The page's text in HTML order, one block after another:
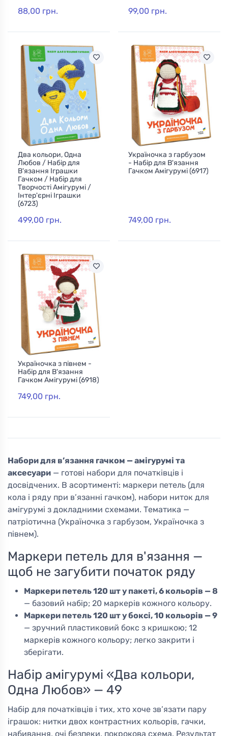
88,00 грн. 99,00 грн.
Два кольори, Одна
Любов / Набір для
В'язання Іграшки
Гачком / Набір для
Творчості Амігурумі /
Інтер'єрні Іграшки
(6723)
499,00 грн.
Україночка з гарбузом
- Набір для В'язання
Гачком Амігурумі (6917)
749,00 грн.
Україночка з півнем -
Набір для В'язання
Гачком Амігурумі (6918)
749,00 грн.
Набори для в’язання гачком — амігурумі та
аксесуари — готові набори для початківців і
досвідчених. В асортименті: маркери петель (для
кола і ряду при в’язанні гачком), набори ниток для
амігурумі з докладними схемами. Тематика —
патріотична (Україночка з гарбузом, Україночка з
півнем).
Маркери петель для в'язання —
щоб не загубити початок ряду
Маркери петель 120 шт у пакеті, 6 кольорів — 8
— базовий набір; 20 маркерів кожного кольору.
Маркери петель 120 шт у боксі, 10 кольорів — 9
— зручний пластиковий бокс з кришкою; 12
маркерів кожного кольору; легко закрити і
зберігати.
Набір амігурумі «Два кольори,
Одна Любов» — 49
Набір для початківців і тих, хто хоче зв’язати пару
іграшок: нитки двох контрастних кольорів, гачки,
набивання, очі безпеки, покрокова схема. Результат